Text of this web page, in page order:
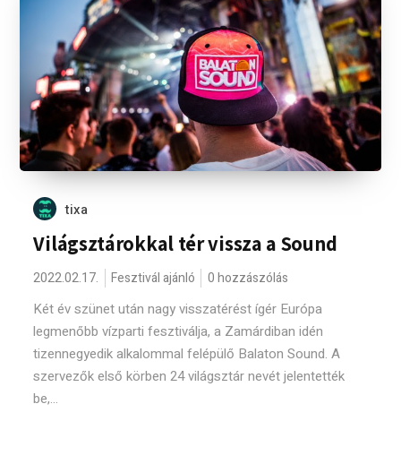
tixa
Világsztárokkal tér vissza a Sound
2022.02.17. Fesztivál ajánló 0 hozzászólás
Két év szünet után nagy visszatérést ígér Európa
legmenőbb vízparti fesztiválja, a Zamárdiban idén
tizennegyedik alkalommal felépülő Balaton Sound. A
szervezők első körben 24 világsztár nevét jelentették
be,...